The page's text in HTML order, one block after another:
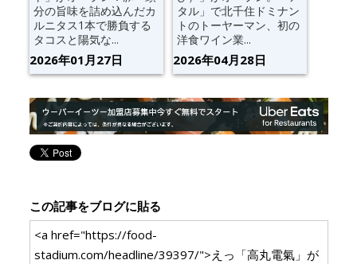
分の旨味を詰め込んだカ
ルニタス1本で勝負する
タコスと陽気な...
2026年01月27日
タル」で北千住ドミナン
トのトーヤーマン、初の
洋食ワイン業...
2026年04月28日
この記事をブログに貼る
<a href="https://food-
stadium.com/headline/39397/">えっ「高丸電氣」が